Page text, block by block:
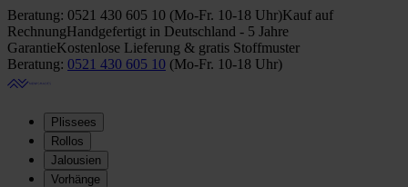
Beratung: 0521 430 605 10 (Mo-Fr. 10-18 Uhr)Kauf auf
RechnungHandgefertigt in Deutschland - 5 Jahre
GarantieKostenlose Lieferung & gratis Stoffmuster
Beratung: 0521 430 605 10 (Mo-Fr. 10-18 Uhr)
Plissees
Rollos
Jalousien
Vorhänge